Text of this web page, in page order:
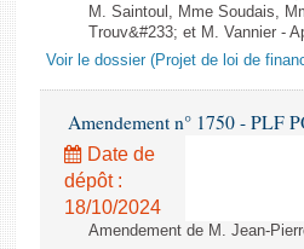
M. Saintoul, Mme Soudais,
Trouv&#233; et M. Vannier -
Voir le dossier (Projet de loi de
Amendement n° 1750 - PLF
Date de
dépôt :
18/10/2024
Amendement de M. Jean-